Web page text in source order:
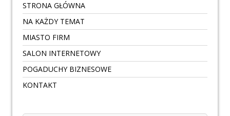
STRONA GŁÓWNA
NA KAŻDY TEMAT
MIASTO FIRM
SALON INTERNETOWY
POGADUCHY BIZNESOWE
KONTAKT